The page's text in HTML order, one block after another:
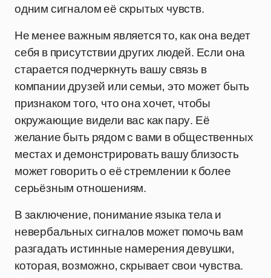
одним сигналом её скрытых чувств.
Не менее важным является то, как она ведет
себя в присутствии других людей. Если она
старается подчеркнуть вашу связь в
компании друзей или семьи, это может быть
признаком того, что она хочет, чтобы
окружающие видели вас как пару. Её
желание быть рядом с вами в общественных
местах и демонстрировать вашу близость
может говорить о её стремлении к более
серьёзным отношениям.
В заключение, понимание языка тела и
невербальных сигналов может помочь вам
разгадать истинные намерения девушки,
которая, возможно, скрывает свои чувства.